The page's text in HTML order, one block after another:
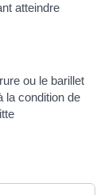
atteindre
ou le barillet
la condition de